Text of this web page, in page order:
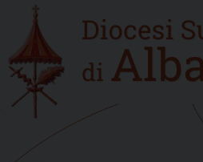
content
Home
new